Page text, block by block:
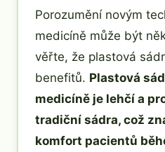
Porozumění novým
medicíně může být
věřte, že plastová
benefitů. Plastová
medicíně je lehčí a
tradiční sádra, což
komfort pacientů